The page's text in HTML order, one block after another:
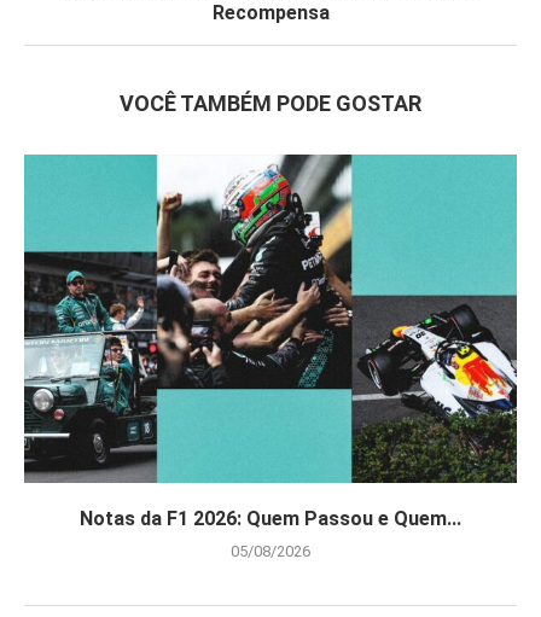
Recompensa
VOCÊ TAMBÉM PODE GOSTAR
Notas da F1 2026: Quem Passou e Quem...
05/08/2026